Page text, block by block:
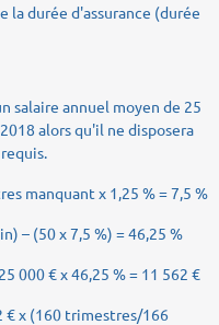
durée d'assurance (durée
salaire annuel moyen de 25
alors qu'il ne disposera
manquant x 1,25 % = 7,5 %
– (50 x 7,5 %) = 46,25 %
000 € x 46,25 % = 11 562 €
€ x (160 trimestres/166